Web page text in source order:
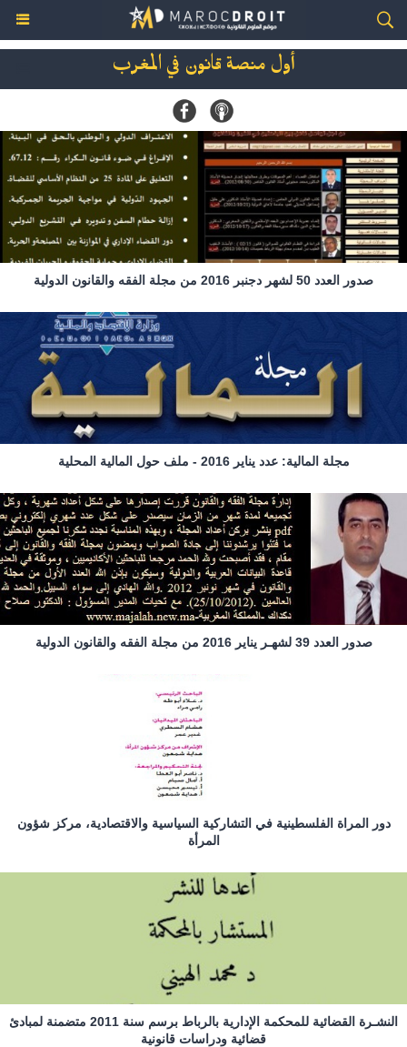
أول منصة قانون في المغرب
صدور العدد 50 لشهر دجنبر 2016 من مجلة الفقه والقانون الدولية
مجلة المالية: عدد يناير 2016 - ملف حول المالية المحلية
صدور العدد 39 لشهـر يناير 2016 من مجلة الفقه والقانون الدولية
دور المراة الفلسطينية في التشاركية السياسية والاقتصادية، مركز شؤون
المرأة
النشـرة القضائية للمحكمة الإدارية بالرباط برسم سنة 2011 متضمنة لمبادئ
قضائية ودراسات قانونية